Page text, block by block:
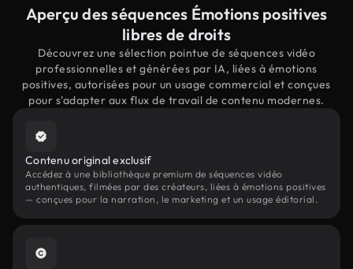
Aperçu des séquences Émotions positives
libres de droits
Découvrez une sélection pointue de séquences vidéo
professionnelles et générées par IA, liées à émotions
positives, autorisées pour un usage commercial et conçues
pour s'adapter aux flux de travail de contenu modernes.
Contenu original exclusif
Accédez à une bibliothèque premium de séquences vidéo
authentiques, filmées par des créateurs, liées à émotions positives
— conçues pour la narration, le marketing et un usage éditorial.